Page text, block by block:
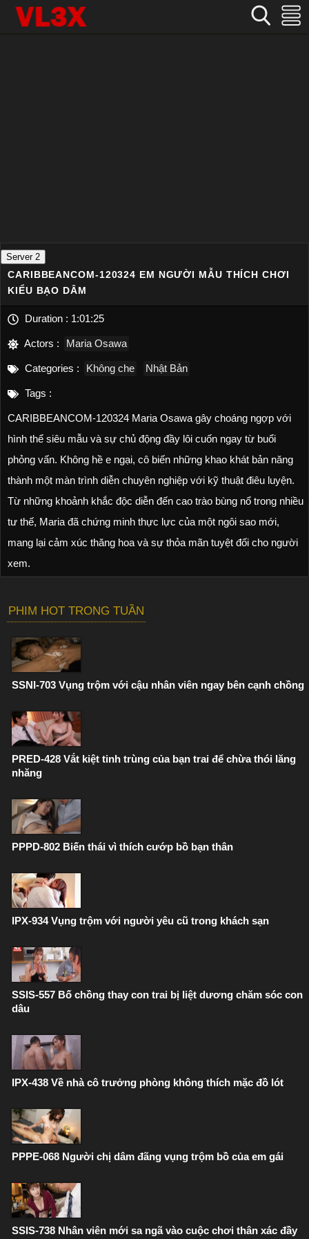
Home Không che
CARIBBEANCOM-120324 Em người mẫu thích chơi kiểu bạo dâm
Server 2
CARIBBEANCOM-120324 EM NGƯỜI MẪU THÍCH CHƠI
KIỂU BẠO DÂM
Duration : 1:01:25
Actors : Maria Osawa
Categories : Không che Nhật Bản
Tags :
CARIBBEANCOM-120324 Maria Osawa gây choáng ngợp với
hình thể siêu mẫu và sự chủ động đầy lôi cuốn ngay từ buổi
phỏng vấn. Không hề e ngại, cô biến những khao khát bản năng
thành một màn trình diễn chuyên nghiệp với kỹ thuật điêu luyện.
Từ những khoảnh khắc độc diễn đến cao trào bùng nổ trong nhiều
tư thế, Maria đã chứng minh thực lực của một ngôi sao mới,
mang lại cảm xúc thăng hoa và sự thỏa mãn tuyệt đối cho người
xem.
PHIM HOT TRONG TUẦN
SSNI-703 Vụng trộm với cậu nhân viên ngay bên cạnh chồng
PRED-428 Vắt kiệt tinh trùng của bạn trai để chừa thói lăng
nhăng
PPPD-802 Biến thái vì thích cướp bồ bạn thân
IPX-934 Vụng trộm với người yêu cũ trong khách sạn
SSIS-557 Bố chồng thay con trai bị liệt dương chăm sóc con
dâu
IPX-438 Về nhà cô trưởng phòng không thích mặc đồ lót
PPPE-068 Người chị dâm đãng vụng trộm bồ của em gái
SSIS-738 Nhân viên mới sa ngã vào cuộc chơi thân xác đầy